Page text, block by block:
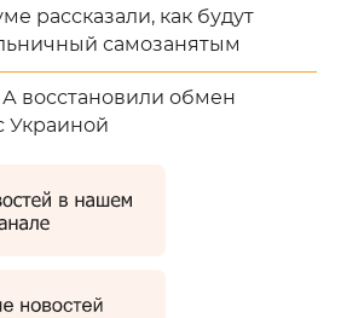
рассказали, как будут
самозанятым
восстановили обмен
Украиной